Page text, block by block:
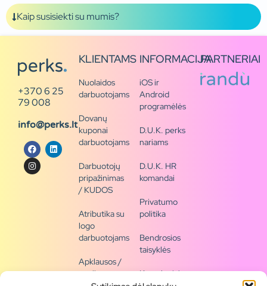
Kaip susisiekti su mumis?
+370 6 25
79 008
info@perks.lt
KLIENTAMS
Nuolaidos
darbuotojams
Dovanų
kuponai
darbuotojams
Darbuotojų
pripažinimas
/ KUDOS
Atributika su
logo
darbuotojams
Apklausos /
naujienų
INFORMACIJA
iOS ir
Android
programėlės
D.U.K. perks
nariams
D.U.K. HR
komandai
Privatumo
politika
Bendrosios
taisyklės
Kontaktai /
PARTNERIAI